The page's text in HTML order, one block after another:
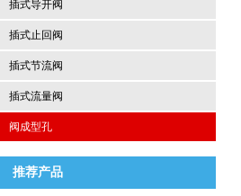
插式导开阀
插式止回阀
插式节流阀
插式流量阀
阀成型孔
推荐产品